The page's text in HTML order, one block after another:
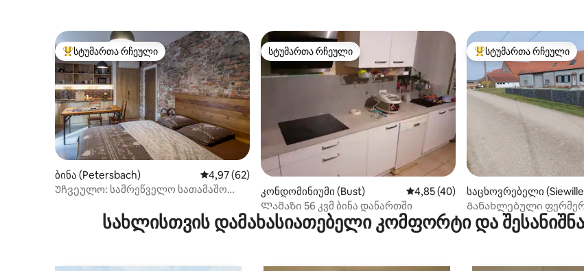
სტუმართა რჩეული მოწინავე ვარიანტი
სტუმართა რჩეული
ბინა (Petersbach) საშუალო შეფასებაა 5‑დან 4,97, 62 მიმოხილვა
4,97 (62)
Უჩვეულო: სამრეწველო სათამაშო
სტუმართა რჩეული
სტუმართა რჩეული
კონდომინიუმი (Bust) საშუალო შეფასებაა 5‑დან 4,85, 40
4,85 (40)
Ლამაზი 56 კვმ ბინა დანართში
სტუმართა რჩეული
სტუმართა რჩეული
საცხოვრებელი
Განახლებული
ბუნება და კომფორტი
სახლისთვის დამახასიათებელი კომფორტი და